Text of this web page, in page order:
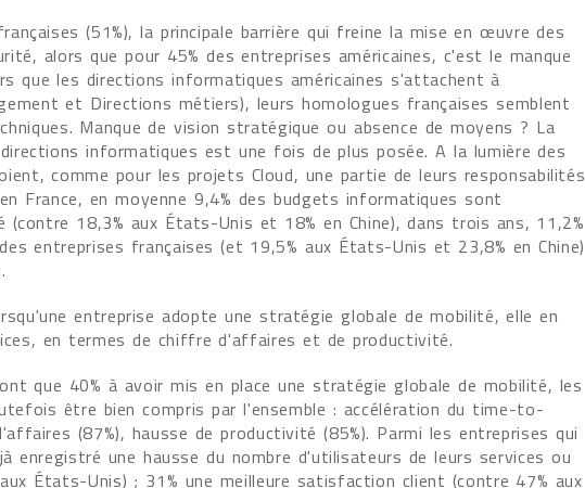
(51%), la principale barrière qui freine la mise en œuvre des
alors que pour 45% des entreprises américaines, c'est le manque
que les directions informatiques américaines s'attachent à
et Directions métiers), leurs homologues françaises semblent
Manque de vision stratégique ou absence de moyens ? La
informatiques est une fois de plus posée. A la lumière des
comme pour les projets Cloud, une partie de leurs responsabilités
France, en moyenne 9,4% des budgets informatiques sont
(contre 18,3% aux États-Unis et 18% en Chine), dans trois ans, 11,2%
entreprises françaises (et 19,5% aux États-Unis et 23,8% en Chine)
entreprise adopte une stratégie globale de mobilité, elle en
en termes de chiffre d'affaires et de productivité.
que 40% à avoir mis en place une stratégie globale de mobilité, les
être bien compris par l'ensemble : accélération du time-to-
(87%), hausse de productivité (85%). Parmi les entreprises qui
enregistré une hausse du nombre d'utilisateurs de leurs services ou
États-Unis) ; 31% une meilleure satisfaction client (contre 47% aux